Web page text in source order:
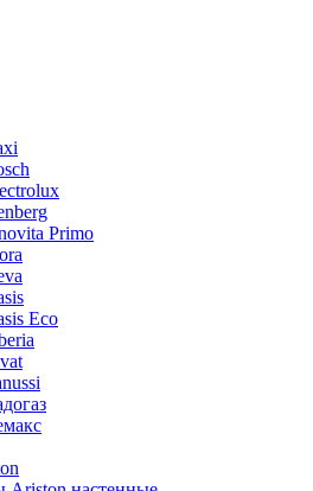
Primo
Eco